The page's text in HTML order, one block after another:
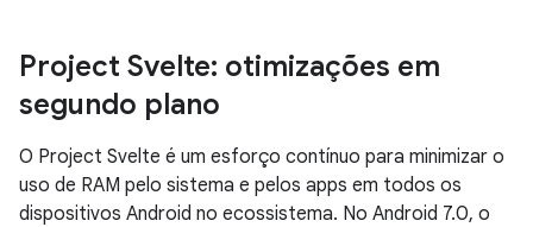
Project Svelte: otimizações em
segundo plano
O Project Svelte é um esforço contínuo para minimizar o
uso de RAM pelo sistema e pelos apps em todos os
dispositivos Android no ecossistema. No Android 7.0, o